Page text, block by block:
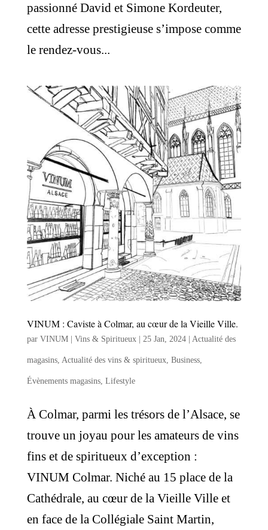
passionné David et Simone Kordeuter,
cette adresse prestigieuse s’impose comme
le rendez-vous...
VINUM : Caviste à Colmar, au cœur de la Vieille Ville.
par VINUM | Vins & Spiritueux| 25 Jan, 2024| Actualité des
magasins, Actualité des vins & spiritueux, Business,
Évènements magasins, Lifestyle
À Colmar, parmi les trésors de l’Alsace, se
trouve un joyau pour les amateurs de vins
fins et de spiritueux d’exception :
VINUM Colmar. Niché au 15 place de la
Cathédrale, au cœur de la Vieille Ville et
en face de la Collégiale Saint Martin,